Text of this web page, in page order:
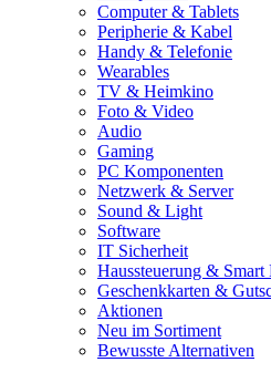
Computer & Tablets
Peripherie & Kabel
Handy & Telefonie
Wearables
TV & Heimkino
Foto & Video
Audio
Gaming
PC Komponenten
Netzwerk & Server
Sound & Light
Software
IT Sicherheit
Haussteuerung & Smart
Geschenkkarten &
Aktionen
Neu im Sortiment
Bewusste Alternativen